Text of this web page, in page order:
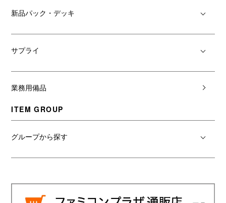
新品パック・デッキ
サプライ
業務用備品
ITEM GROUP
グループから探す